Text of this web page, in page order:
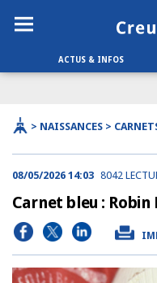
ACTUS & INFOS
> NAISSANCES >
08/05/2026 14:03 8042
Carnet bleu : Robin